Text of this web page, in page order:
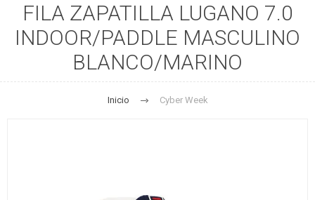
FILA ZAPATILLA LUGANO 7.0
INDOOR/PADDLE MASCULINO
BLANCO/MARINO
Inicio Cyber Week